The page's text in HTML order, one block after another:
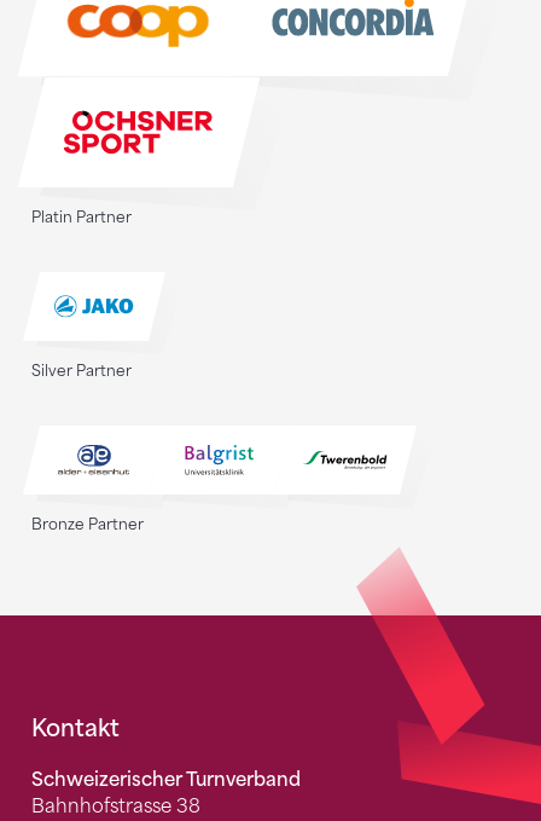
Platin Partner
Silver Partner
Bronze Partner
Fusszeile
Kontakt
Schweizerischer Turnverband
Bahnhofstrasse 38